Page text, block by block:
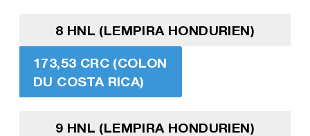
8 HNL (LEMPIRA HONDURIEN)
173,53 CRC (COLON
DU COSTA RICA)
9 HNL (LEMPIRA HONDURIEN)